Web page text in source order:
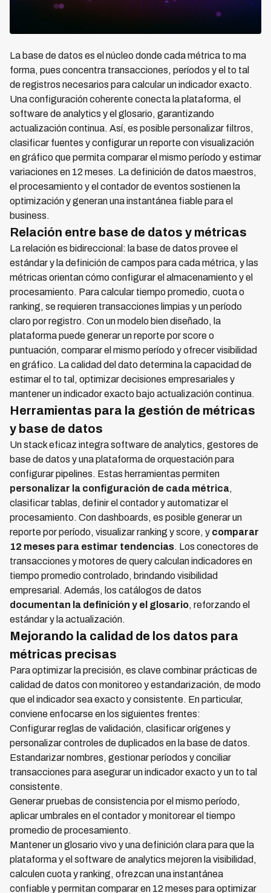
La base de datos es el núcleo donde cada métrica to ma
forma, pues concentra transacciones, períodos y el to tal
de registros necesarios para calcular un indicador exacto.
Una configuración coherente conecta la plataforma, el
software de analytics y el glosario, garantizando
actualización continua. Así, es posible personalizar filtros,
clasificar fuentes y configurar un reporte con visualización
en gráfico que permita comparar el mismo período y estimar
variaciones en 12 meses. La definición de datos maestros,
el procesamiento y el contador de eventos sostienen la
optimización y generan una instantánea fiable para el
business.
Relación entre base de datos y métricas
La relación es bidireccional: la base de datos provee el
estándar y la definición de campos para cada métrica, y las
métricas orientan cómo configurar el almacenamiento y el
procesamiento. Para calcular tiempo promedio, cuota o
ranking, se requieren transacciones limpias y un período
claro por registro. Con un modelo bien diseñado, la
plataforma puede generar un reporte por score o
puntuación, comparar el mismo período y ofrecer visibilidad
en gráfico. La calidad del dato determina la capacidad de
estimar el to tal, optimizar decisiones empresariales y
mantener un indicador exacto bajo actualización continua.
Herramientas para la gestión de métricas
y base de datos
Un stack eficaz integra software de analytics, gestores de
base de datos y una plataforma de orquestación para
configurar pipelines. Estas herramientas permiten
personalizar la configuración de cada métrica,
clasificar tablas, definir el contador y automatizar el
procesamiento. Con dashboards, es posible generar un
reporte por período, visualizar ranking y score, y comparar
12 meses para estimar tendencias. Los conectores de
transacciones y motores de query calculan indicadores en
tiempo promedio controlado, brindando visibilidad
empresarial. Además, los catálogos de datos
documentan la definición y el glosario, reforzando el
estándar y la actualización.
Mejorando la calidad de los datos para
métricas precisas
Para optimizar la precisión, es clave combinar prácticas de
calidad de datos con monitoreo y estandarización, de modo
que el indicador sea exacto y consistente. En particular,
conviene enfocarse en los siguientes frentes:
Configurar reglas de validación, clasificar orígenes y
personalizar controles de duplicados en la base de datos.
Estandarizar nombres, gestionar períodos y conciliar
transacciones para asegurar un indicador exacto y un to tal
consistente.
Generar pruebas de consistencia por el mismo período,
aplicar umbrales en el contador y monitorear el tiempo
promedio de procesamiento.
Mantener un glosario vivo y una definición clara para que la
plataforma y el software de analytics mejoren la visibilidad,
calculen cuota y ranking, ofrezcan una instantánea
confiable y permitan comparar en 12 meses para optimizar